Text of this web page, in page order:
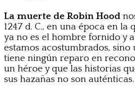
La muerte de Robin Hood
1247 d. C., en una época en la
ya no es el hombre fornido y
estamos acostumbrados,
tiene ningún reparo en
un héroe y que las historias
sus hazañas no son auténticas.